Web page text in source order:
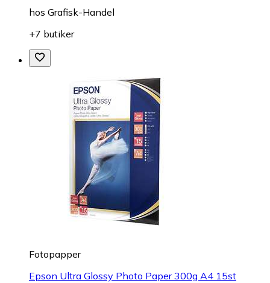
hos Grafisk-Handel
+7 butiker
Fotopapper
Epson Ultra Glossy Photo Paper 300g A4 15st